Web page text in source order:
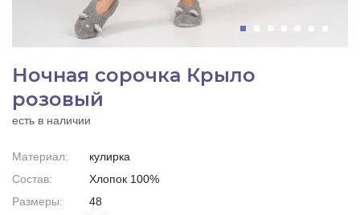
Ночная сорочка Крыло
розовый
есть в наличии
Материал:
кулирка
Состав:
Хлопок 100%
Размеры:
48